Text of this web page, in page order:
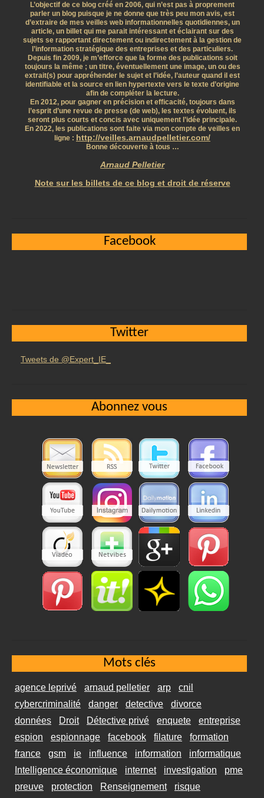
L’objectif de ce blog créé en 2006, qui n’est pas à proprement
parler un blog puisque je ne donne que très peu mon avis, est
d’extraire de mes veilles web informationnelles quotidiennes, un
article, un billet qui me parait intéressant et éclairant sur des
sujets se rapportant directement ou indirectement à la gestion de
l’information stratégique des entreprises et des particuliers.
Depuis fin 2009, je m’efforce que la forme des publications soit
toujours la même ; un titre, éventuellement une image, un ou des
extrait(s) pour appréhender le sujet et l’idée, l’auteur quand il est
identifiable et la source en lien hypertexte vers le texte d’origine
afin de compléter la lecture.
En 2012, pour gagner en précision et efficacité, toujours dans
l’esprit d’une revue de presse (de web), les textes évoluent, ils
seront plus courts et concis avec uniquement l’idée principale.
En 2022, les publications sont faite via mon compte de veilles en
ligne : http://veilles.arnaudpelletier.com/
Bonne découverte à tous …
Arnaud Pelletier
Note sur les billets de ce blog et droit de réserve
Facebook
Twitter
Tweets de @Expert_IE_
Abonnez vous
Mots clés
agence leprivé arnaud pelletier arp
cnil
cybercriminalité
danger detective
divorce
données
Droit Détective privé enquete
entreprise
espion
espionnage facebook filature
formation
france
gsm ie influence information
informatique
Intelligence économique
internet investigation
pme
preuve
protection Renseignement risque